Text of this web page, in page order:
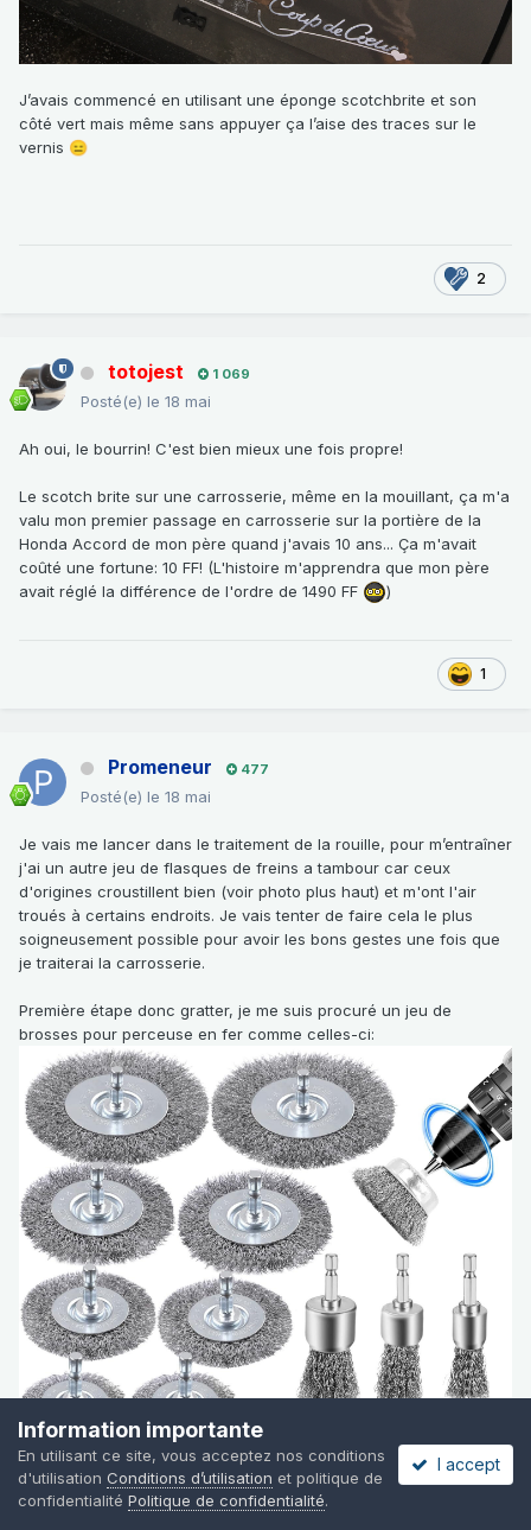
J’avais commencé en utilisant une éponge scotchbrite et son
côté vert mais même sans appuyer ça l’aise des traces sur le
vernis 😑
2
totojest 1 069
Posté(e) le 18 mai
Ah oui, le bourrin! C'est bien mieux une fois propre!
Le scotch brite sur une carrosserie, même en la mouillant, ça m'a
valu mon premier passage en carrosserie sur la portière de la
Honda Accord de mon père quand j'avais 10 ans... Ça m'avait
coûté une fortune: 10 FF! (L'histoire m'apprendra que mon père
avait réglé la différence de l'ordre de 1490 FF
)
1
Promeneur 477
Posté(e) le 18 mai
Je vais me lancer dans le traitement de la rouille, pour m’entraîner
j'ai un autre jeu de flasques de freins a tambour car ceux
d'origines croustillent bien (voir photo plus haut) et m'ont l'air
troués à certains endroits. Je vais tenter de faire cela le plus
soigneusement possible pour avoir les bons gestes une fois que
je traiterai la carrosserie.
Première étape donc gratter, je me suis procuré un jeu de
brosses pour perceuse en fer comme celles-ci:
Information importante
En utilisant ce site, vous acceptez nos conditions
d'utilisation Conditions d’utilisation et politique de
confidentialité Politique de confidentialité.
I accept